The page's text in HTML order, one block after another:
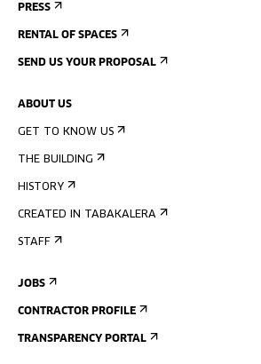
PRESS
RENTAL OF SPACES
SEND US YOUR PROPOSAL
ABOUT US
GET TO KNOW US
THE BUILDING
HISTORY
CREATED IN TABAKALERA
STAFF
JOBS
CONTRACTOR PROFILE
TRANSPARENCY PORTAL